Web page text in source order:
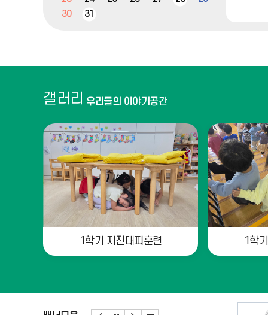
목,30
31
갤러리 우리들의 이야기공간
1학기 지진대피훈련 1학